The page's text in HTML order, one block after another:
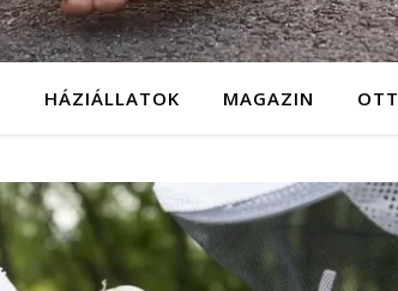
HÁZIÁLLATOK MAGAZIN